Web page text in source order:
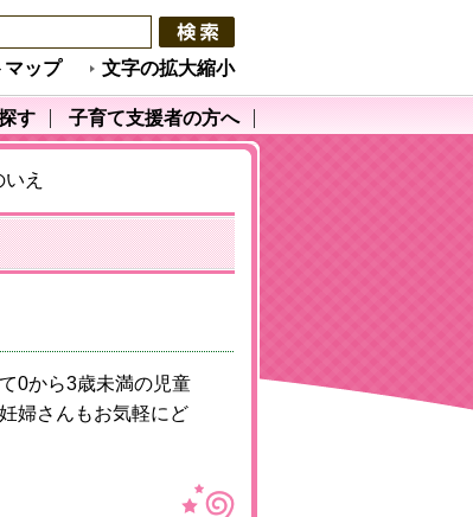
マップ 文字の拡大縮小
す 子育て支援者の方へ
え
0から3歳未満の児童
婦さんもお気軽にど